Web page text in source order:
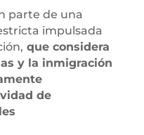
parte de una
impulsada
que considera
y la inmigración
de